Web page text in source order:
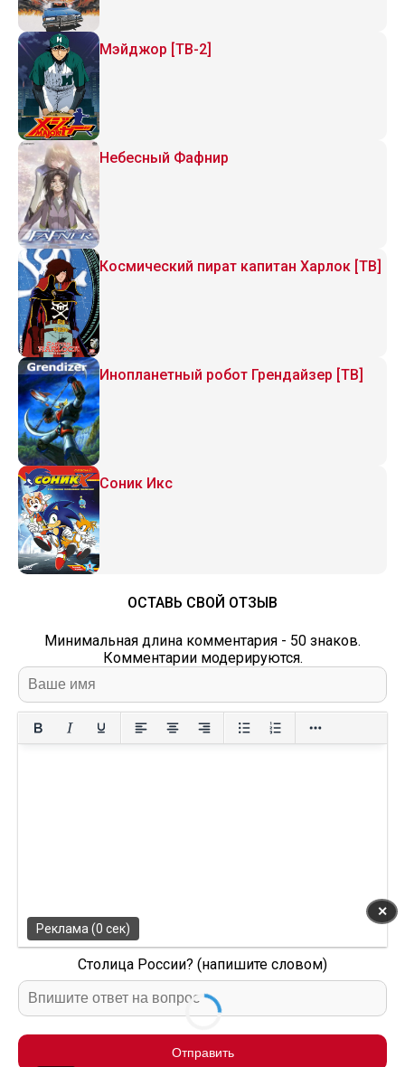
Мэйджор [ТВ-2]
Небесный Фафнир
Космический пират капитан Харлок [ТВ]
Инопланетный робот Грендайзер [ТВ]
Соник Икс
ОСТАВЬ СВОЙ ОТЗЫВ
Минимальная длина комментария - 50 знаков.
Комментарии модерируются.
Столица России? (напишите словом)
Отправить
✕
Реклама (0 сек)